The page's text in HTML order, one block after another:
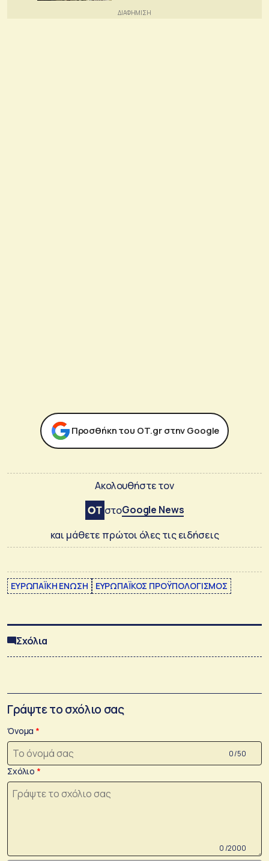
Προσθήκη του ΟΤ.gr στην Google
Ακολουθήστε τον
στοGoogle News
και μάθετε πρώτοι όλες τις ειδήσεις
ΕΥΡΩΠΑΪΚΗ ΕΝΩΣΗ ΕΥΡΩΠΑΪΚΟΣ ΠΡΟΫΠΟΛΟΓΙΣΜΟΣ
Σχόλια
Γράψτε το σχόλιο σας
Όνομα
0 /50
Σχόλιο
0 /2000